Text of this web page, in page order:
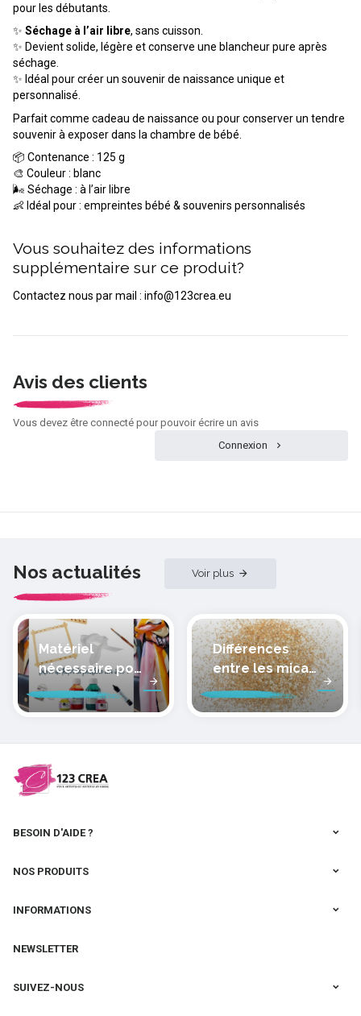
pour les débutants.
✨ Séchage à l’air libre, sans cuisson.
✨ Devient solide, légère et conserve une blancheur pure après
séchage.
✨ Idéal pour créer un souvenir de naissance unique et
personnalisé.
Parfait comme cadeau de naissance ou pour conserver un tendre
souvenir à exposer dans la chambre de bébé.
📦 Contenance : 125 g
🎨 Couleur : blanc
🌬 Séchage : à l’air libre
👶 Idéal pour : empreintes bébé & souvenirs personnalisés
Vous souhaitez des informations
supplémentaire sur ce produit?
Contactez nous par mail : info@123crea.eu
Avis des clients
Vous devez être connecté pour pouvoir écrire un avis
Connexion
Nos actualités Voir plus
Matériel
nécessaire pour
peindre la soie
Différences
entre les micas
des pâtes
polymères
BESOIN D'AIDE ?
NOS PRODUITS
INFORMATIONS
NEWSLETTER
SUIVEZ-NOUS